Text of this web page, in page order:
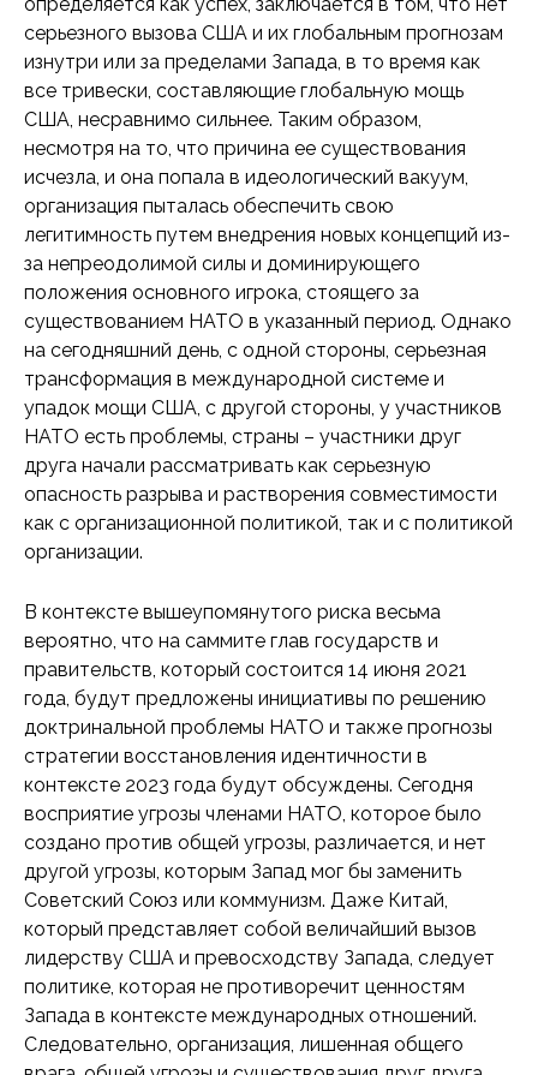
серьезного вызова США и их глобальным прогнозам
изнутри или за пределами Запада, в то время как
все тривески, составляющие глобальную мощь
США, несравнимо сильнее. Таким образом,
несмотря на то, что причина ее существования
исчезла, и она попала в идеологический вакуум,
организация пыталась обеспечить свою
легитимность путем внедрения новых концепций из-
за непреодолимой силы и доминирующего
положения основного игрока, стоящего за
существованием НАТО в указанный период. Однако
на сегодняшний день, с одной стороны, серьезная
трансформация в международной системе и
упадок мощи США, с другой стороны, у участников
НАТО есть проблемы, страны – участники друг
друга начали рассматривать как серьезную
опасность разрыва и растворения совместимости
как с организационной политикой, так и с политикой
организации.
В контексте вышеупомянутого риска весьма
вероятно, что на саммите глав государств и
правительств, который состоится 14 июня 2021
года, будут предложены инициативы по решению
доктринальной проблемы НАТО и также прогнозы
стратегии восстановления идентичности в
контексте 2023 года будут обсуждены. Сегодня
восприятие угрозы членами НАТО, которое было
создано против общей угрозы, различается, и нет
другой угрозы, которым Запад мог бы заменить
Советский Союз или коммунизм. Даже Китай,
который представляет собой величайший вызов
лидерству США и превосходству Запада, следует
политике, которая не противоречит ценностям
Запада в контексте международных отношений.
Следовательно, организация, лишенная общего